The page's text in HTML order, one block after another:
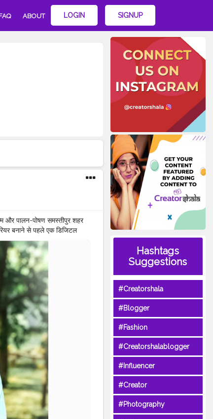
ABOUT LOGIN SIGNUP
और पालन-पोषण समस्तीपुर शहर
बनाने से पहले एक डिजिटल
✨ ❤️#KRISHNA
ENGINEER
Hashtags
Suggestions
#Creatorshala
#Blogger
#Fashion
#Creatorshalablogger
#Influencer
#Creator
#Photography